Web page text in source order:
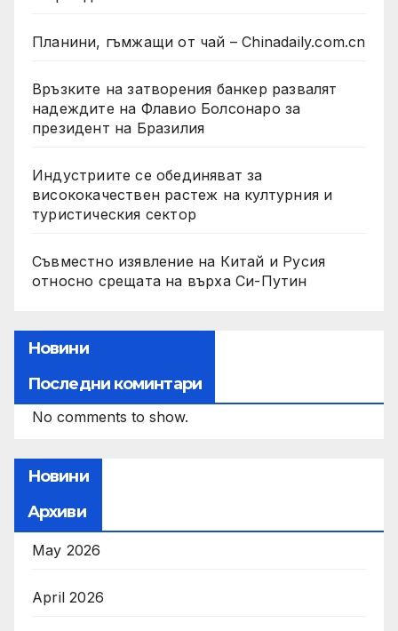
Планини, гъмжащи от чай – Chinadaily.com.cn
Връзките на затворения банкер развалят
надеждите на Флавио Болсонаро за
президент на Бразилия
Индустриите се обединяват за
висококачествен растеж на културния и
туристическия сектор
Съвместно изявление на Китай и Русия
относно срещата на върха Си-Путин
Новини
Последни коминтари
No comments to show.
Новини
Архиви
May 2026
April 2026